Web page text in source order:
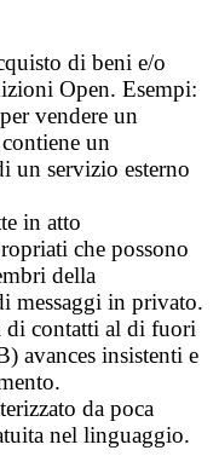
di beni e/o
Open. Esempi:
vendere un
un
un servizio esterno
in atto
che possono
della
messaggi in privato.
di contatti al di fuori
avances insistenti e
da poca
nel linguaggio.